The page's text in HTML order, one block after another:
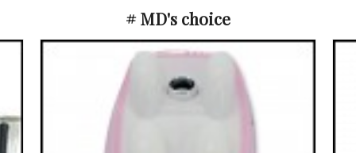
# MD's choice